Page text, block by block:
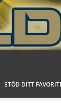
STÖD DITT